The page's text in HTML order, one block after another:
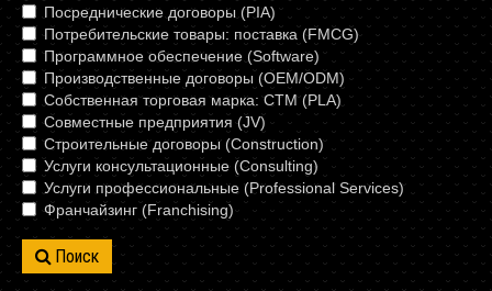
Посреднические договоры (PIA)
Потребительские товары: поставка (FMCG)
Программное обеспечение (Software)
Производственные договоры (OEM/ODM)
Собственная торговая марка: СТМ (PLA)
Совместные предприятия (JV)
Строительные договоры (Construction)
Услуги консультационные (Consulting)
Услуги профессиональные (Professional Services)
Франчайзинг (Franchising)
Поиск